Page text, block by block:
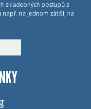
skladebných postupů a
na jednom zátiší, na